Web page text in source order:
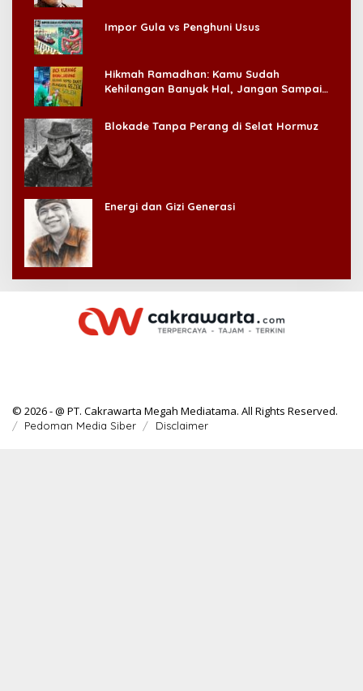
Impor Gula vs Penghuni Usus
Hikmah Ramadhan: Kamu Sudah
Kehilangan Banyak Hal, Jangan Sampai
Blokade Tanpa Perang di Selat Hormuz
Energi dan Gizi Generasi
© 2026 - @ PT. Cakrawarta Megah Mediatama. All Rights Reserved.
Pedoman Media Siber Disclaimer